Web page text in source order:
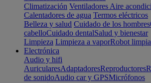
Climatización Ventiladores Aire
Calentadores de agua Termos eléctricos
Belleza y salud Cuidado de los hombres
cabelloCuidado dentalSalud y bienestar
Limpieza Limpieza a vaporRobot
Electrónica
Audio y hifi
AuricularesAdaptadoresReproductores
de sonidoAudio car y GPSMicrófonos